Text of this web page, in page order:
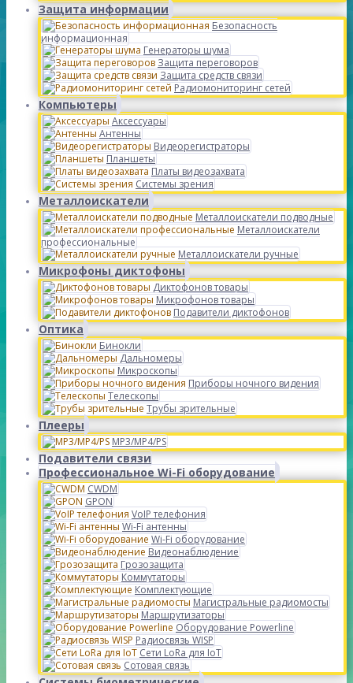
Защита информации
Безопасность
информационная
Генераторы шума
Защита переговоров
Защита средств связи
Радиомониторинг сетей
Компьютеры
Аксессуары
Антенны
Видеорегистраторы
Планшеты
Платы видеозахвата
Системы зрения
Металлоискатели
Металлоискатели подводные
Металлоискатели
профессиональные
Металлоискатели ручные
Микрофоны диктофоны
Диктофонов товары
Микрофонов товары
Подавители диктофонов
Оптика
Бинокли
Дальномеры
Микроскопы
Приборы ночного видения
Телескопы
Трубы зрительные
Плееры
MP3/MP4/PS
Подавители связи
Профессиональное Wi-Fi оборудование
CWDM
GPON
VoIP телефония
Wi-Fi антенны
Wi-Fi оборудование
Видеонаблюдение
Грозозащита
Коммутаторы
Комплектующие
Магистральные радиомосты
Маршрутизаторы
Оборудование Powerline
Радиосвязь WISP
Сети LoRa для IoT
Сотовая связь